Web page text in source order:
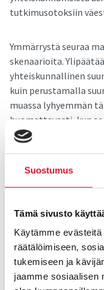
Suostumus
Tämä sivusto
Käytämme
räätälöimiseen,
tukemiseen ja
jaamme sosiaalisen
tutkimusotoksiin
Ymmärrystä seuraa
skenaarioita.
yhteiskunnallinen
kuin perustamalla
muassa lyhyemmän
huomattavasti, kun
pohjalta.
Vai­ke­aa?
taustatiedoista,
tekijöistä. Näin
tutkimuksia. Tai
lisäotoksella